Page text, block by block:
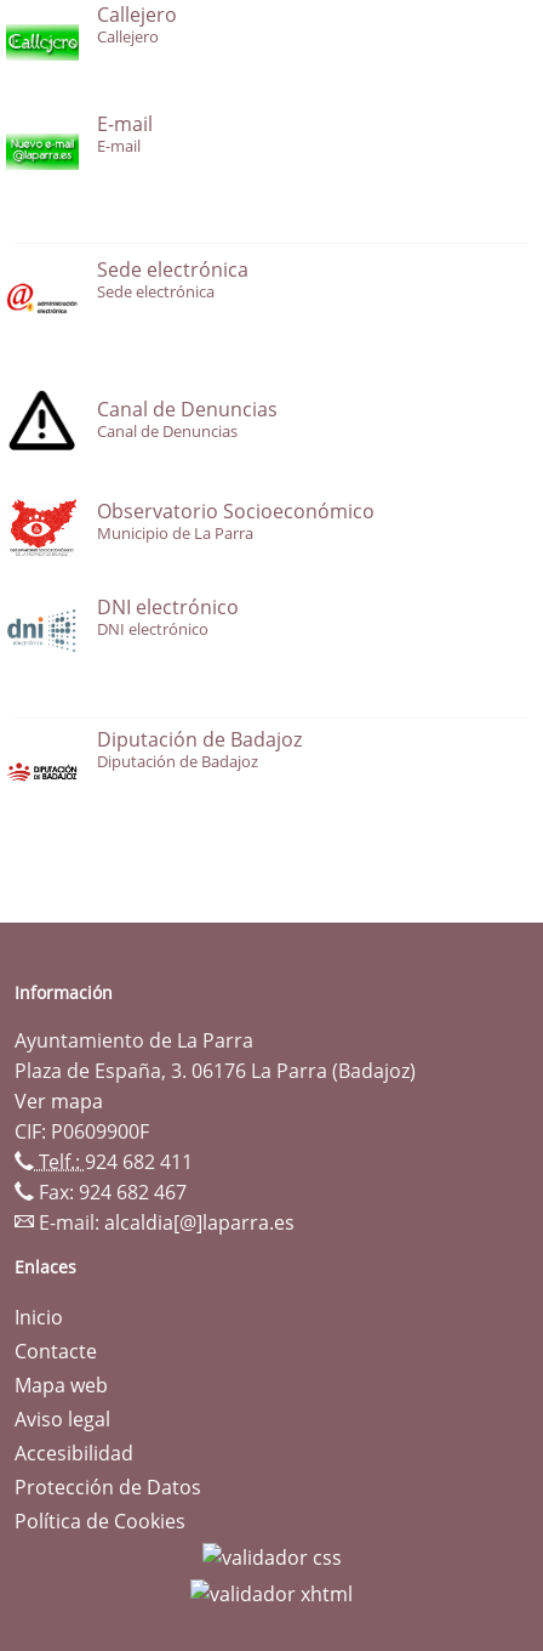
Callejero
Callejero
E-mail
E-mail
Sede electrónica
Sede electrónica
Canal de Denuncias
Canal de Denuncias
Observatorio Socioeconómico
Municipio de La Parra
DNI electrónico
DNI electrónico
Diputación de Badajoz
Diputación de Badajoz
Información
Ayuntamiento de La Parra
Plaza de España, 3. 06176 La Parra (Badajoz)
Ver mapa
CIF: P0609900F
Telf.: 924 682 411
Fax: 924 682 467
E-mail: alcaldia[@]laparra.es
Enlaces
Inicio
Contacte
Mapa web
Aviso legal
Accesibilidad
Protección de Datos
Política de Cookies